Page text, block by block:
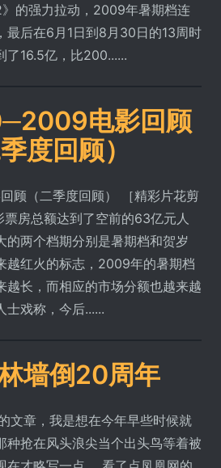
的强力拉动，2009年暑期档连
最后在6月1日到8月30日的13周时
了16.5亿，比200......
电影回顾
季度回顾）
顾（二季度回顾） ［精彩片花剪
房总额达到了空前的63亿元人
的两个档期分别是暑期档和贺岁
越红火的标志，2009年的暑期档
越长，而相应的市场分额也越来越
士戏称，今后......
墙倒20周年
文章，我是想在今年早些时候就
种抢在风头浪尖当个出头鸟等着被